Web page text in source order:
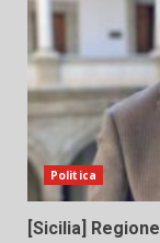
Politica
[Sicilia]